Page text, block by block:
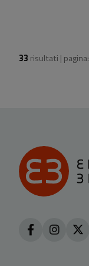
33 risultati | pagina: